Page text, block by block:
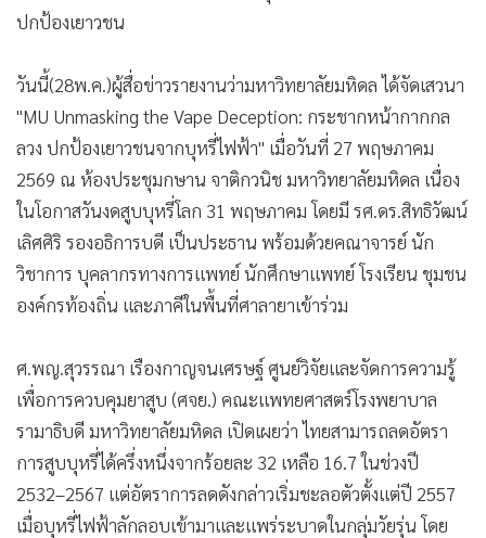
• Infographic
• ท่องเที่ยว
• กีฬา
• ต่างประเทศ
• Special Scoop
• เศรษฐกิจ-ธุรกิจ
• จีน
ชุมชน-คุณภาพชีวิต
• เกม
• วิทยาศาสตร์
• SMEs
• หุ้น
• อินโดจีน
มหิดลสุดเจ๋งต่อยอดมหาวิทยาลัยปลอดบุหรี่ สู่ Sandbox “ศาลา
ยาปลอดนิโคติน” ตั้งเป้าคนเกิดหลัง 1 ม.ค.2560 เติบโตโดยไม่
เข้าสู่วงจรบุหรี่ บุหรี่ไฟฟ้า และนิโคติน ใช้พลังโรงเรียน ชุมชน
ปกป้องเยาวชน
วันนี้(28พ.ค.)ผู้สื่อข่าวรายงานว่ามหาวิทยาลัยมหิดล ได้จัดเสวนา
"MU Unmasking the Vape Deception: กระชากหน้ากากกล
ลวง ปกป้องเยาวชนจากบุหรี่ไฟฟ้า" เมื่อวันที่ 27 พฤษภาคม
2569 ณ ห้องประชุมกษาน จาติกวนิช มหาวิทยาลัยมหิดล เนื่อง